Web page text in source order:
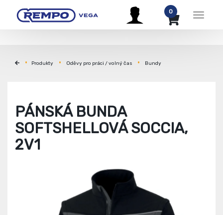
Menu
0
Produkty Oděvy pro práci / volný čas Bundy
PÁNSKÁ BUNDA
SOFTSHELLOVÁ SOCCIA,
2V1